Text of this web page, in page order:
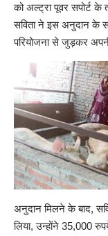
को अल्ट्रा पूवर सपोर्ट
सविता ने इस अनुदान के
परियोजना से जुड़कर
अनुदान मिलने के बाद,
लिया, उन्होंने 35,000